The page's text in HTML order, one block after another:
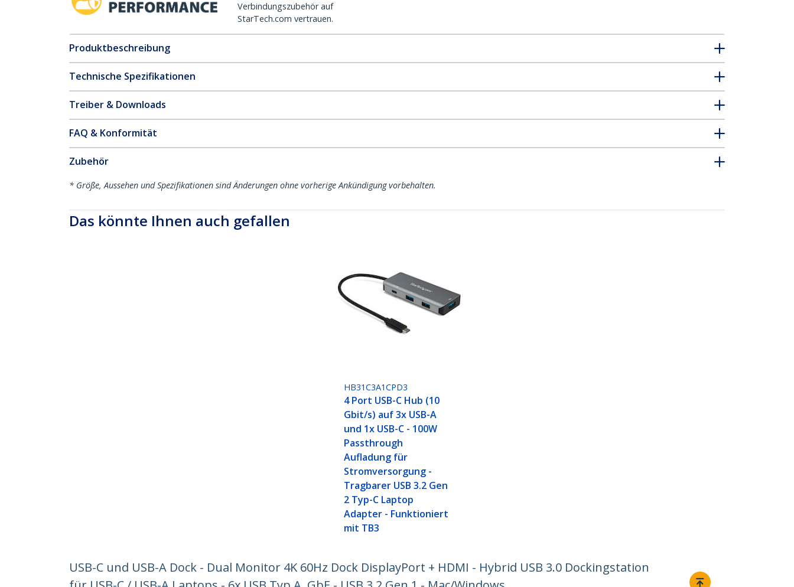
Verbindungszubehör auf
StarTech.com vertrauen.
Produktbeschreibung
Technische Spezifikationen
Treiber & Downloads
FAQ & Konformität
Zubehör
* Größe, Aussehen und Spezifikationen sind Änderungen ohne vorherige Ankündigung vorbehalten.
Das könnte Ihnen auch gefallen
HB31C3A1CPD3
4 Port USB-C Hub (10
Gbit/s) auf 3x USB-A
und 1x USB-C - 100W
Passthrough
Aufladung für
Stromversorgung -
Tragbarer USB 3.2 Gen
2 Typ-C Laptop
Adapter - Funktioniert
mit TB3
USB-C und USB-A Dock - Dual Monitor 4K 60Hz Dock DisplayPort + HDMI - Hybrid USB 3.0 Dockingstation